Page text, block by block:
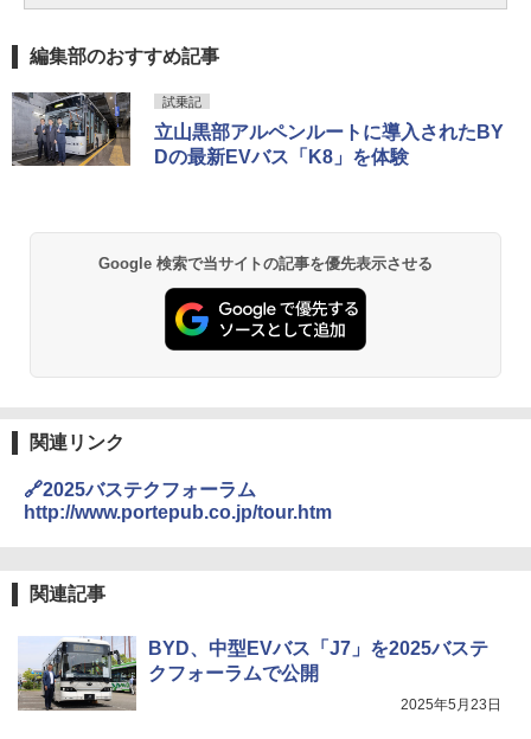
編集部のおすすめ記事
試乗記
立山黒部アルペンルートに導入されたBY
Dの最新EVバス「K8」を体験
Google 検索で当サイトの記事を優先表示させる
関連リンク
🔗2025バステクフォーラム
http://www.portepub.co.jp/tour.htm
関連記事
BYD、中型EVバス「J7」を2025バステ
クフォーラムで公開
2025年5月23日